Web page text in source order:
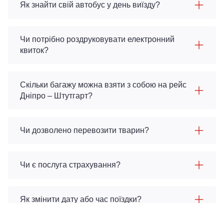
Як знайти свій автобус у день виїзду?
Чи потрібно роздруковувати електронний
квиток?
Скільки багажу можна взяти з собою на рейс
Дніпро – Штутгарт?
Чи дозволено перевозити тварин?
Чи є послуга страхування?
Як змінити дату або час поїздки?